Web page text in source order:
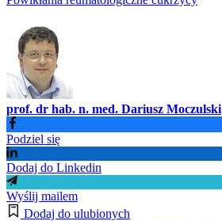
prof. dr hab. n. med. Dariusz Moczulski
Podziel się
Dodaj do Linkedin
Wyślij mailem
Dodaj do ulubionych